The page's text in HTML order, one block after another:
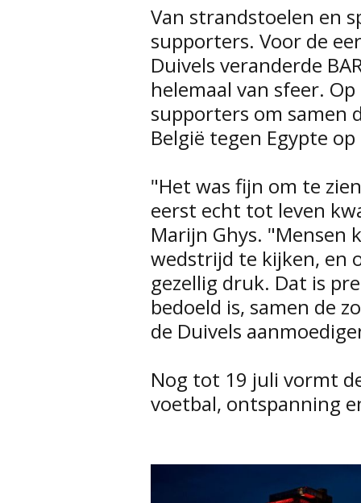
Van strandstoelen en
supporters. Voor de
Duivels veranderde
helemaal van sfeer.
supporters om samen
België tegen Egypte
"Het was fijn om te
eerst echt tot leven
Marijn Ghys. "Mensen
wedstrijd te kijken, en
gezellig druk. Dat is
bedoeld is, samen de
de Duivels
Nog tot 19 juli vormt
voetbal, ontspanning